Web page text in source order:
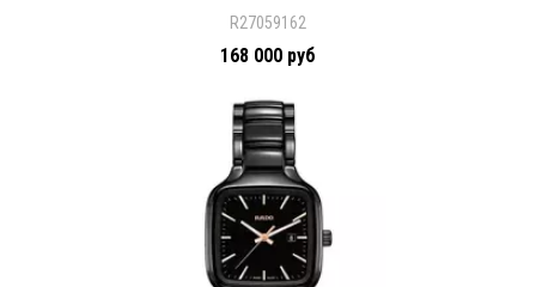
R27059162
168 000 руб